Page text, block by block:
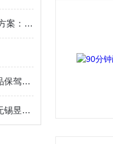
产品介绍|危化品安全存储方案：耐火、防泄漏、合规，这台柜子全搞定
专业耐火安全柜，为危化品保驾护航
净气型通风柜选购指南：无锡昱邦安保科技，型号多样售后佳